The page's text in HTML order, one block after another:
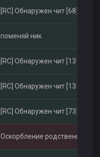
[RC] Обнаружен чит [68]
поменяй ник
[RC] Обнаружен чит [131]
[RC] Обнаружен чит [131]
[RC] Обнаружен чит [73]
Оскорбление родственников